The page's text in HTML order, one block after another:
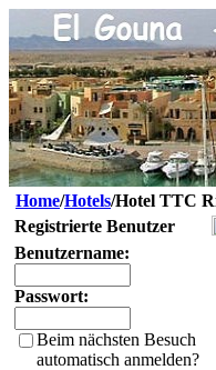
Home/Hotels/Hotel TTC
Registrierte Benutzer
Benutzername:
Passwort:
Beim nächsten Besuch
automatisch anmelden?